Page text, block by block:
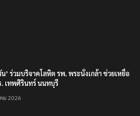
’ ร่วมบริจาคโลหิต รพ. พระนั่งเกล้า ช่วยเหยื่อ
. เทพศิรินทร์ นนทบุรี
ม 2026